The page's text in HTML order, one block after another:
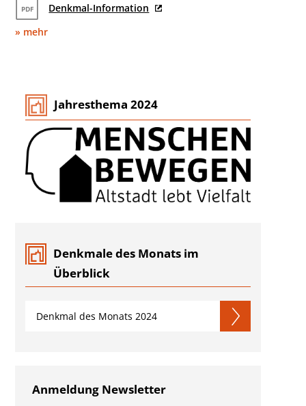
Denkmal-Information
» mehr
Jahresthema 2024
Denkmale des Monats im
Überblick
Denkmal des Monats 2024
Anmeldung Newsletter